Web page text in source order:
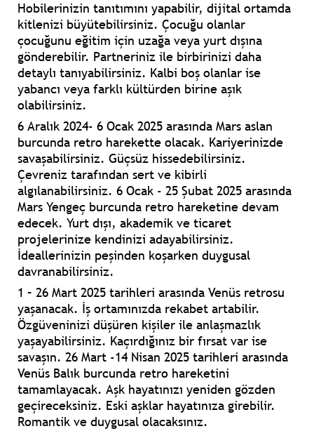
Hobilerinizin tanıtımını yapabilir, dijital ortamda
kitlenizi büyütebilirsiniz. Çocuğu olanlar
çocuğunu eğitim için uzağa veya yurt dışına
gönderebilir. Partneriniz ile birbirinizi daha
detaylı tanıyabilirsiniz. Kalbi boş olanlar ise
yabancı veya farklı kültürden birine aşık
olabilirsiniz.
6 Aralık 2024- 6 Ocak 2025 arasında Mars aslan
burcunda retro harekette olacak. Kariyerinizde
savaşabilirsiniz. Güçsüz hissedebilirsiniz.
Çevreniz tarafından sert ve kibirli
algılanabilirsiniz. 6 Ocak - 25 Şubat 2025 arasında
Mars Yengeç burcunda retro hareketine devam
edecek. Yurt dışı, akademik ve ticaret
projelerinize kendinizi adayabilirsiniz.
İdeallerinizin peşinden koşarken duygusal
davranabilirsiniz.
1 – 26 Mart 2025 tarihleri arasında Venüs retrosu
yaşanacak. İş ortamınızda rekabet artabilir.
Özgüveninizi düşüren kişiler ile anlaşmazlık
yaşayabilirsiniz. Kaçırdığınız bir fırsat var ise
savaşın. 26 Mart -14 Nisan 2025 tarihleri arasında
Venüs Balık burcunda retro hareketini
tamamlayacak. Aşk hayatınızı yeniden gözden
geçireceksiniz. Eski aşklar hayatınıza girebilir.
Romantik ve duygusal olacaksınız.